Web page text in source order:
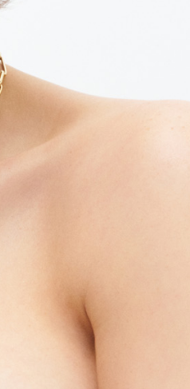
Küpe
Küpe
Shielded Turkuaz Doğal Taş